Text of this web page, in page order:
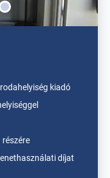
kiadó
díjat